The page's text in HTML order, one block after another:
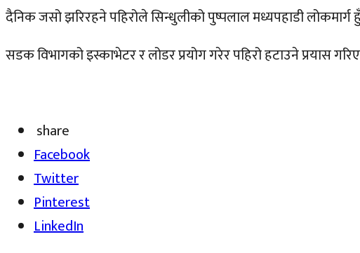
दैनिक जसो झरिरहने पहिरोले सिन्धुलीको पुष्पलाल मध्यपहाडी
सडक विभागको इस्काभेटर र लोडर प्रयोग गरेर पहिरो हटाउने प्रयास
share
Facebook
Twitter
Pinterest
LinkedIn